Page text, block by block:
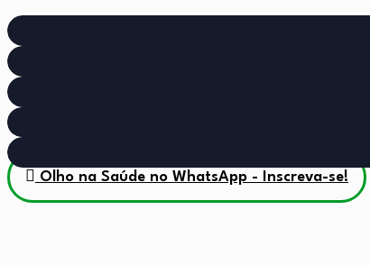
Olho na Saúde no WhatsApp - Inscreva-se!